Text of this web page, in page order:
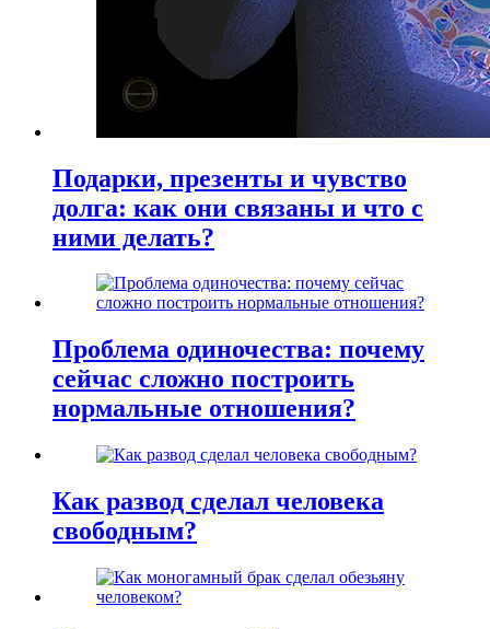
Подарки, презенты и чувство
долга: как они связаны и что с
ними делать?
Проблема одиночества: почему
сейчас сложно построить
нормальные отношения?
Как развод сделал человека
свободным?